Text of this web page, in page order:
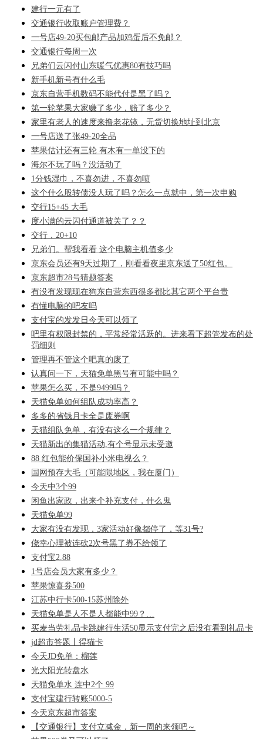
建行一元有了
交通银行收取账户管理费？
一号店49-20买包邮产品加鸡蛋后不免邮？
交通银行每周一次
兄弟们云闪付山东暖气优惠80有技巧吗
新手机新号有什么毛
京东自营手机数码不能代付是黑了吗？
第一轮苹果大家赚了多少，赔了多少？
家里有老人的速度来撸老花镜，无货切换地址到北京
一号店送了张49-20全品
苹果估计还有三轮 有木有一单没下的
海尔不玩了吗？没活动了
1分钱湿巾，不喜勿进，不喜勿喷
这个什么股转债没人玩了吗？怎么一点就中，第一次申购
交行15+45 大毛
度小满的云闪付通道被关了？？
交行，20+10
兄弟们。帮我看看 这个电脑主机值多少
京东会员还有9天过期了，刚看看夜里京东送了50红包。
京东超市28号猜题答案
有没有发现现在狗东自营东西很多都比其它两个平台贵
有懂电脑的吧友吗
支付宝的发发日今天可以领了
吧里有权限封禁的，平常经常活跃的。进来看下超管发布的处
罚细则
管理再不管这个吧真的废了
认真问一下，天猫免单黑号有可能中吗？
苹果怎么买，不是9499吗？
天猫免单如何组队成功率高？
多多的省钱月卡全是废券啊
天猫组队免单，有没有这么一个规律？
天猫新出的集猫活动,有个号显示未受邀
88 红包能价保国补小米电视么？
国网预存大毛（可能限地区，我在厦门）
今天中3个99
闲鱼出家政，出来个补充支付，什么鬼
天猫免单99
大家有没有发现，3家活动好像都停了，等31号?
侥幸心理被连砍2次号黑了券不给领了
支付宝2.88
1号店会员大家有多少？
苹果惊喜券500
江苏中行卡500-15苏州除外
天猫免单是人不是人都能中99？…
买麦当劳礼品卡跳建行生活50显示支付完之后没有看到礼品卡
jd超市答题丨得猫卡
今天JD免单：榴莲
光大阳光转盘水
天猫免单水 连中2个 99
支付宝建行转账5000-5
今天京东超市答案
【交通银行】支付立减金，新一周的来领吧～